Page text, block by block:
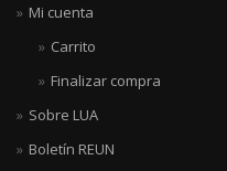
Mi cuenta
Carrito
Finalizar compra
Sobre LUA
Boletín REUN